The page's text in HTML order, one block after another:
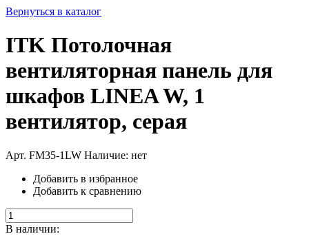
Вернуться в каталог
ITK Потолочная
вентиляторная панель для
шкафов LINEA W, 1
вентилятор, серая
Арт. FM35-1LW Наличие: нет
Добавить в избранное
Добавить к сравнению
В наличии: